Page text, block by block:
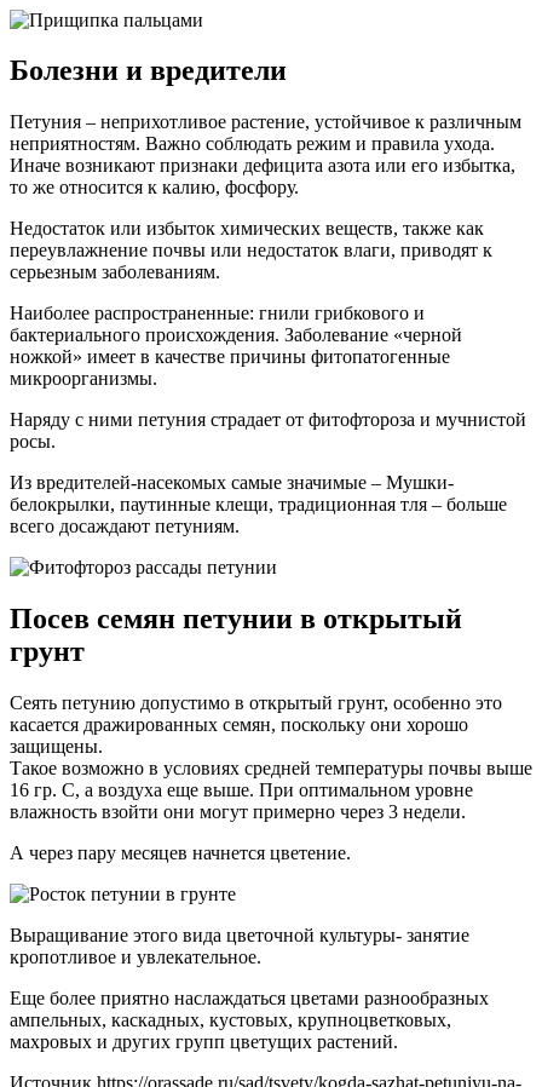
Болезни и вредители
Петуния – неприхотливое растение, устойчивое к различным
неприятностям. Важно соблюдать режим и правила ухода.
Иначе возникают признаки дефицита азота или его избытка,
то же относится к калию, фосфору.
Недостаток или избыток химических веществ, также как
переувлажнение почвы или недостаток влаги, приводят к
серьезным заболеваниям.
Наиболее распространенные: гнили грибкового и
бактериального происхождения. Заболевание «черной
ножкой» имеет в качестве причины фитопатогенные
микроорганизмы.
Наряду с ними петуния страдает от фитофтороза и мучнистой
росы.
Из вредителей-насекомых самые значимые – Мушки-
белокрылки, паутинные клещи, традиционная тля – больше
всего досаждают петуниям.
Посев семян петунии в открытый
грунт
Сеять петунию допустимо в открытый грунт, особенно это
касается дражированных семян, поскольку они хорошо
защищены.
Такое возможно в условиях средней температуры почвы выше
16 гр. С, а воздуха еще выше. При оптимальном уровне
влажность взойти они могут примерно через 3 недели.
А через пару месяцев начнется цветение.
Выращивание этого вида цветочной культуры- занятие
кропотливое и увлекательное.
Еще более приятно наслаждаться цветами разнообразных
ампельных, каскадных, кустовых, крупноцветковых,
махровых и других групп цветущих растений.